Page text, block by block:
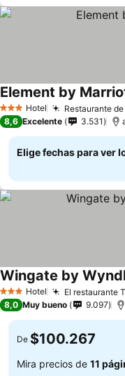
3 Estrellas
Hotel Restaurante
Element by
8,6 Excelente 3.531
Elige fechas para ver
3 Estrellas
Hotel El restaurante
Wingate by
8,0 Muy bueno 9.097
De $100.267
Mira precios de 11